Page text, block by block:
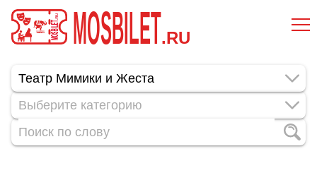
MOSBILET.RU
Выберите категорию